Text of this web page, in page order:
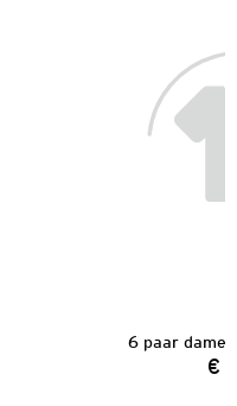
6 paar
€